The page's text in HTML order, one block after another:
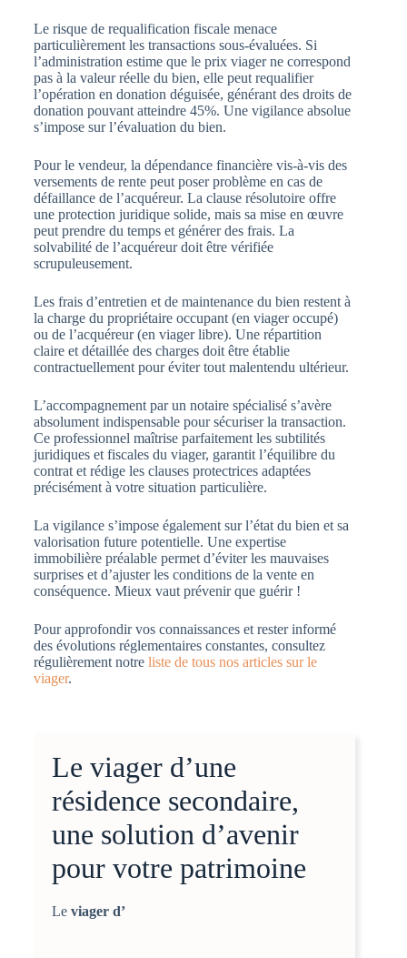
Le risque de requalification fiscale menace
particulièrement les transactions sous-évaluées. Si
l’administration estime que le prix viager ne correspond
pas à la valeur réelle du bien, elle peut requalifier
l’opération en donation déguisée, générant des droits de
donation pouvant atteindre 45%. Une vigilance absolue
s’impose sur l’évaluation du bien.
Pour le vendeur, la dépendance financière vis-à-vis des
versements de rente peut poser problème en cas de
défaillance de l’acquéreur. La clause résolutoire offre
une protection juridique solide, mais sa mise en œuvre
peut prendre du temps et générer des frais. La
solvabilité de l’acquéreur doit être vérifiée
scrupuleusement.
Les frais d’entretien et de maintenance du bien restent à
la charge du propriétaire occupant (en viager occupé)
ou de l’acquéreur (en viager libre). Une répartition
claire et détaillée des charges doit être établie
contractuellement pour éviter tout malentendu ultérieur.
L’accompagnement par un notaire spécialisé s’avère
absolument indispensable pour sécuriser la transaction.
Ce professionnel maîtrise parfaitement les subtilités
juridiques et fiscales du viager, garantit l’équilibre du
contrat et rédige les clauses protectrices adaptées
précisément à votre situation particulière.
La vigilance s’impose également sur l’état du bien et sa
valorisation future potentielle. Une expertise
immobilière préalable permet d’éviter les mauvaises
surprises et d’ajuster les conditions de la vente en
conséquence. Mieux vaut prévenir que guérir !
Pour approfondir vos connaissances et rester informé
des évolutions réglementaires constantes, consultez
régulièrement notre liste de tous nos articles sur le
viager.
Le viager d’une
résidence secondaire,
une solution d’avenir
pour votre patrimoine
Le viager d’